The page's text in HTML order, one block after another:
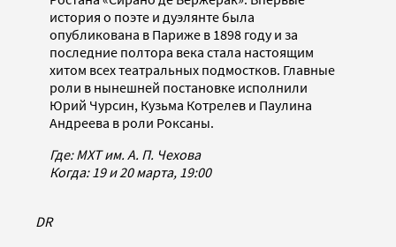
история о поэте и дуэлянте была
опубликована в Париже в 1898 году и за
последние полтора века стала настоящим
хитом всех театральных подмостков. Главные
роли в нынешней постановке исполнили
Юрий Чурсин, Кузьма Котрелев и Паулина
Андреева в роли Роксаны.
Где: МХТ им. А. П. Чехова
Когда: 19 и 20 марта, 19:00
DR